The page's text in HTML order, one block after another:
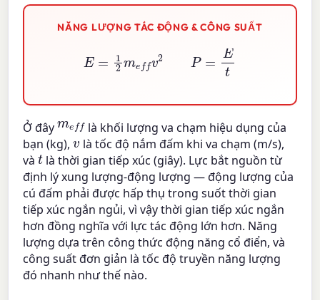
NĂNG LƯỢNG TÁC ĐỘNG & CÔNG SUẤT
Ở đâymeflà khối lượng va chạm hiệu dụng của
bạn (kg),v là tốc độ nắm đấm khi va chạm (m/s),
vàt là thời gian tiếp xúc (giây). Lực bắt nguồn từ
định lý xung lượng-động lượng — động lượng của
cú đấm phải được hấp thụ trong suốt thời gian
tiếp xúc ngắn ngủi, vì vậy thời gian tiếp xúc ngắn
hơn đồng nghĩa với lực tác động lớn hơn. Năng
lượng dựa trên công thức động năng cổ điển, và
công suất đơn giản là tốc độ truyền năng lượng
đó nhanh như thế nào.